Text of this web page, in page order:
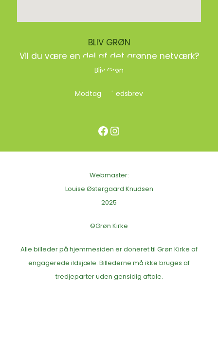
BLIV GRØN
Vil du være en del af det grønne netværk?
Bliv Grøn
Modtag nyhedsbrev
Facebook Instagram
Webmaster:
Louise Østergaard Knudsen
2025
©Grøn Kirke
Alle billeder på hjemmesiden er doneret til Grøn Kirke af
engagerede ildsjæle. Billederne må ikke bruges af
tredjeparter uden gensidig aftale.